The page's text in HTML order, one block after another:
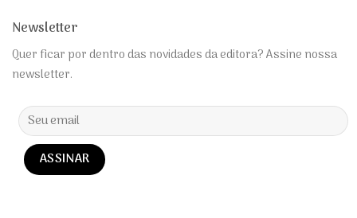
Newsletter
Quer ficar por dentro das novidades da editora? Assine nossa
newsletter.